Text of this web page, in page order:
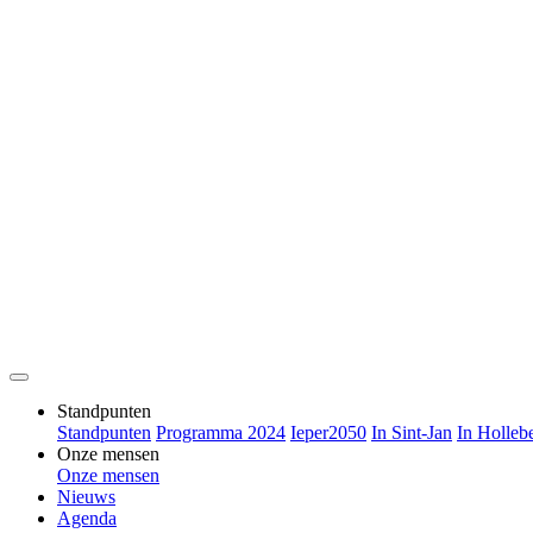
Standpunten
Standpunten Programma 2024 Ieper2050 In Sint-Jan In
Onze mensen
Onze mensen
Nieuws
Agenda